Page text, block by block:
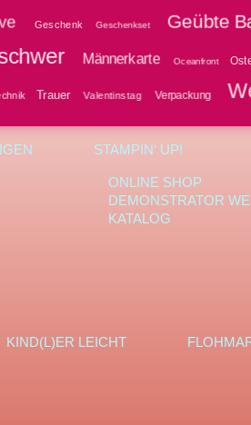
Geschenk Geschenkset Geübte
Männerkarte Oceanfront
Trauer Valentinstag Verpackung
STAMPIN‘ UP!
ONLINE SHOP
DEMONSTRATOR
KATALOG
KIND(L)ER LEICHT